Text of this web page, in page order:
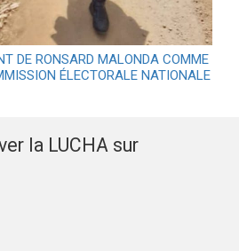
DE RONSARD MALONDA COMME
ÉLECTORALE NATIONALE
la LUCHA sur